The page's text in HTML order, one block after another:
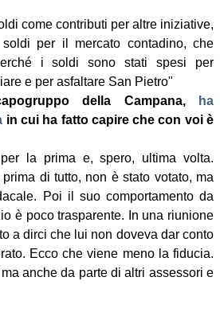
come contributi per altre iniziative,
per il mercato contadino, che
i soldi sono stati spesi per
e per asfaltare San Pietro"
della Campana,ha
in cui ha fatto capire che con voi è
la prima e, spero, ultima volta.
di tutto, non è stato votato, ma
Poi il suo comportamento da
è poco trasparente. In una riunione
a dirci che lui non doveva dar conto
Ecco che viene meno la fiducia.
anche da parte di altri assessori e